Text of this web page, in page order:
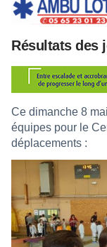
Résultats des
Ce dimanche 8
équipes pour le
déplacements :